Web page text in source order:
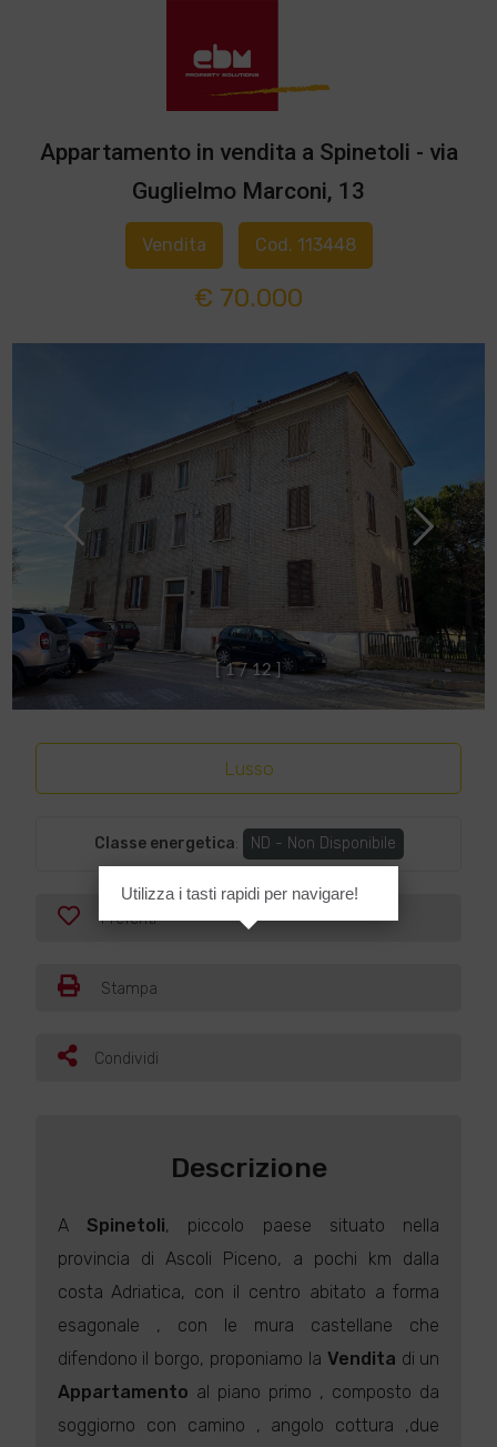
Appartamento in vendita a Spinetoli - via
Guglielmo Marconi, 13
Vendita Cod. 113448
€ 70.000
[ 1 / 12 ]
Lusso
Classe energetica: ND - Non Disponibile
Preferiti
Stampa
Condividi
Descrizione
A Spinetoli, piccolo paese situato nella
provincia di Ascoli Piceno, a pochi km dalla
costa Adriatica, con il centro abitato a forma
esagonale , con le mura castellane che
difendono il borgo, proponiamo la Vendita di un
Appartamento al piano primo , composto da
soggiorno con camino , angolo cottura ,due
Utilizza i tasti rapidi per navigare!